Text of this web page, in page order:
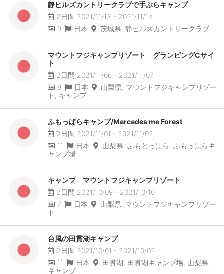
静ヒルズカントリークラブで手ぶらキャンプ
2日間 2021/11/13 - 2021/11/14
9
日本 茨城県, 静ヒルズカントリークラブ
マウントフジキャンプリゾート グランピングCサイ
ト
2日間 2021/11/06 - 2021/11/07
8
日本
山梨県, マウントフジキャンプリゾー
ト, キャンプ
ふもっぱらキャンプ/Mercedes me Forest
2日間 2021/11/01 - 2021/11/02
11
日本
山梨県, ふもとっぱら, ふもっぱらキ
ャンプ場
キャンプ マウントフジキャンプリゾート
2日間 2021/10/09 - 2021/10/10
7
日本
山梨県, マウントフジキャンプリゾー
ト
台風の田貫湖キャンプ
2日間 2021/10/01 - 2021/10/02
11
日本
田貫湖, 田貫湖キャンプ場, 山梨県,
キャンプ